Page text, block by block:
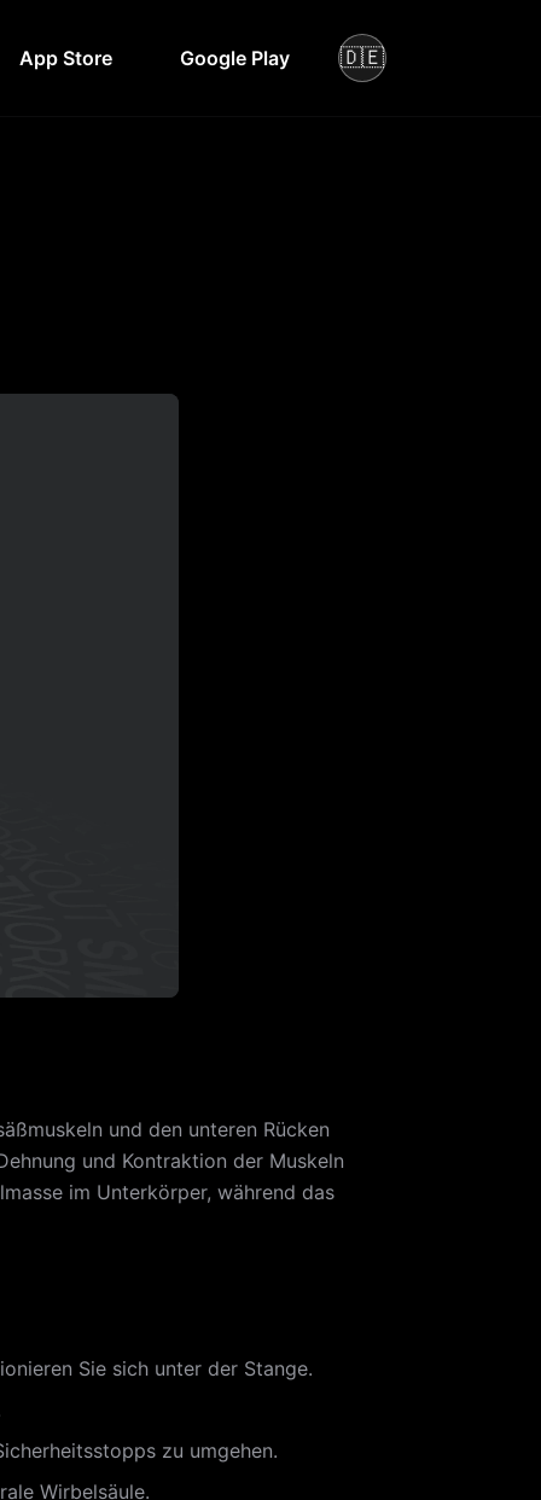
App Store Google Play 🇩🇪
und den unteren Rücken
und Kontraktion der Muskeln
im Unterkörper, während das
Sie sich unter der Stange.
zu umgehen.
Wirbelsäule.